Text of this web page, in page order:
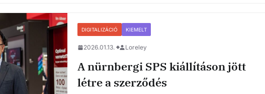
DIGITALIZÁCIÓ KIEMELT
2026.01.13. Loreley
A nürnbergi SPS kiállításon jött
létre a szerződés